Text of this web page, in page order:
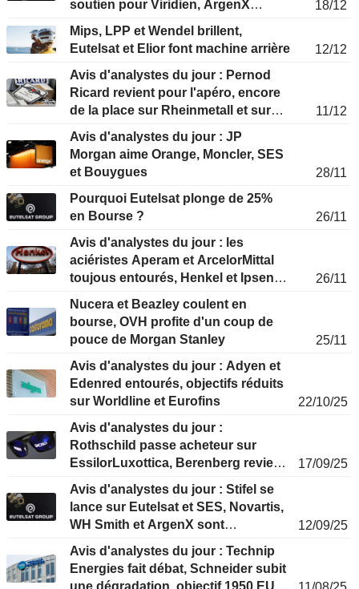
soutien pour Viridien, ArgenX
18/12
Mips, LPP et Wendel brillent,
Eutelsat et Elior font machine arrière
12/12
Avis d'analystes du jour : Pernod
Ricard revient pour l'apéro, encore
de la place sur Rheinmetall et sur
11/12
Avis d'analystes du jour : JP
Morgan aime Orange, Moncler, SES
et Bouygues
28/11
Pourquoi Eutelsat plonge de 25%
en Bourse ?
26/11
Avis d'analystes du jour : les
aciéristes Aperam et ArcelorMittal
toujous entourés, Henkel et Ipsen
26/11
Nucera et Beazley coulent en
bourse, OVH profite d'un coup de
pouce de Morgan Stanley
25/11
Avis d'analystes du jour : Adyen et
Edenred entourés, objectifs réduits
sur Worldline et Eurofins
22/10/25
Avis d'analystes du jour :
Rothschild passe acheteur sur
EssilorLuxottica, Berenberg revient
17/09/25
Avis d'analystes du jour : Stifel se
lance sur Eutelsat et SES, Novartis,
WH Smith et ArgenX sont
12/09/25
Avis d'analystes du jour : Technip
Energies fait débat, Schneider subit